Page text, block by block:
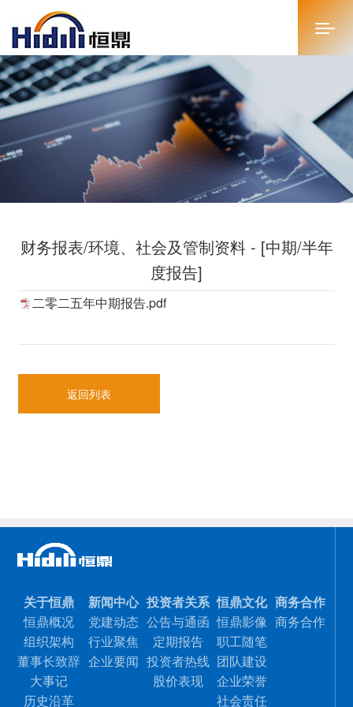
首页
关于恒鼎
新闻中心
恒鼎文化
商务合作
财务报表/环境、社会及管制资料 - [中期/半年
度报告]
二零二五年中期报告.pdf
返回列表
关于恒鼎
恒鼎概况
组织架构
董事长致辞
大事记
历史沿革
新闻中心
党建动态
行业聚焦
企业要闻
投资者关系
公告与通函
定期报告
投资者热线
股价表现
恒鼎文化
恒鼎影像
职工随笔
团队建设
企业荣誉
社会责任
商务合作
商务合作